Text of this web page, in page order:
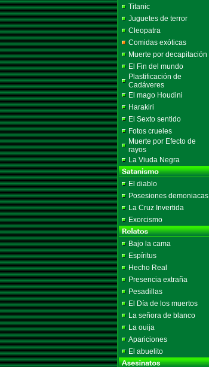
Titanic
Juguetes de terror
Cleopatra
Comidas exóticas
Muerte por decapitación
El Fin del mundo
Plastificación de
Cadáveres
El mago Houdini
Harakiri
El Sexto sentido
Fotos crueles
Muerte por Efecto de
rayos
La Viuda Negra
El diablo
Posesiones demoniacas
La Cruz Invertida
Exorcismo
Bajo la cama
Espíritus
Hecho Real
Presencia extraña
Pesadillas
El Día de los muertos
La señora de blanco
La ouija
Apariciones
El abuelito